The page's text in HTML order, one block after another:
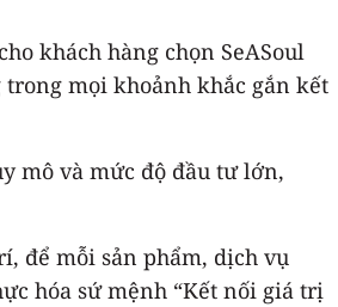
khách hàng chọn SeASoul
mọi khoảnh khắc gắn kết
mô và mức độ đầu tư lớn,
để mỗi sản phẩm, dịch vụ
hóa sứ mệnh “Kết nối giá trị